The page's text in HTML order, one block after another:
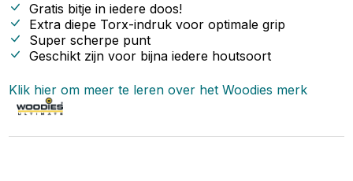
Gratis bitje in iedere doos!
Extra diepe Torx-indruk voor optimale grip
Super scherpe punt
Geschikt zijn voor bijna iedere houtsoort
Klik hier om meer te leren over hetWoodies merk